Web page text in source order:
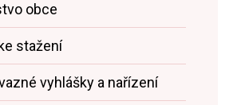
obce
stažení
vyhlášky a nařízení